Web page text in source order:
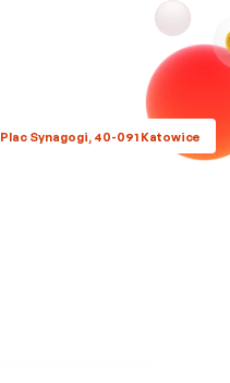
Plac Synagogi, 40-091 Katowice